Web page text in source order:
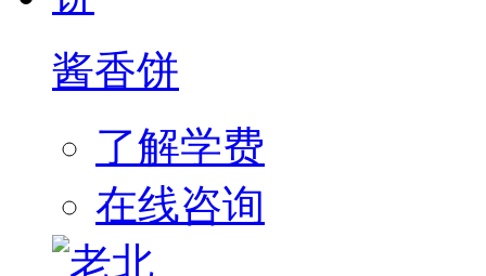
酱香饼
了解学费
在线咨询